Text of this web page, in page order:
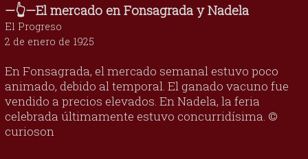
—👆—El mercado en Fonsagrada y Nadela
El Progreso
2 de enero de 1925
En Fonsagrada, el mercado semanal estuvo poco
animado, debido al temporal. El ganado vacuno fue
vendido a precios elevados. En Nadela, la feria
celebrada últimamente estuvo concurridísima. ©
curioson